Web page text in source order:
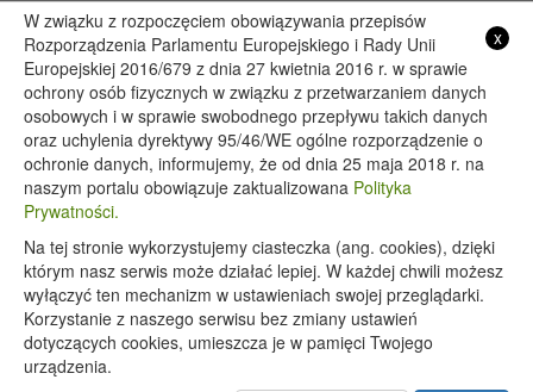
Starostwo Powiatowe we Włodawie
Lubelski Urząd Wojewódzki w Lublinie
Urząd Marszałkowski Województwa Lubelskiego w Lublinie
Serwis Rzeczypospolitej Polskiej
PGE – Planowane wyłączenia prądu
Poczta E-mail
Copyright 2020@ - Urząd Gminy Wyryki
x
W związku z rozpoczęciem obowiązywania przepisów
Rozporządzenia Parlamentu Europejskiego i Rady Unii
Europejskiej 2016/679 z dnia 27 kwietnia 2016 r. w sprawie
ochrony osób fizycznych w związku z przetwarzaniem danych
osobowych i w sprawie swobodnego przepływu takich danych
oraz uchylenia dyrektywy 95/46/WE ogólne rozporządzenie o
ochronie danych, informujemy, że od dnia 25 maja 2018 r. na
naszym portalu obowiązuje zaktualizowana Polityka
Prywatności.
Na tej stronie wykorzystujemy ciasteczka (ang. cookies), dzięki
którym nasz serwis może działać lepiej. W każdej chwili możesz
wyłączyć ten mechanizm w ustawieniach swojej przeglądarki.
Korzystanie z naszego serwisu bez zmiany ustawień
dotyczących cookies, umieszcza je w pamięci Twojego
urządzenia.